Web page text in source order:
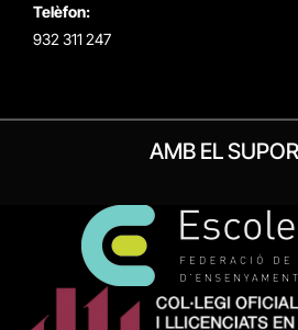
Telèfon:
932 311 247
AMB EL